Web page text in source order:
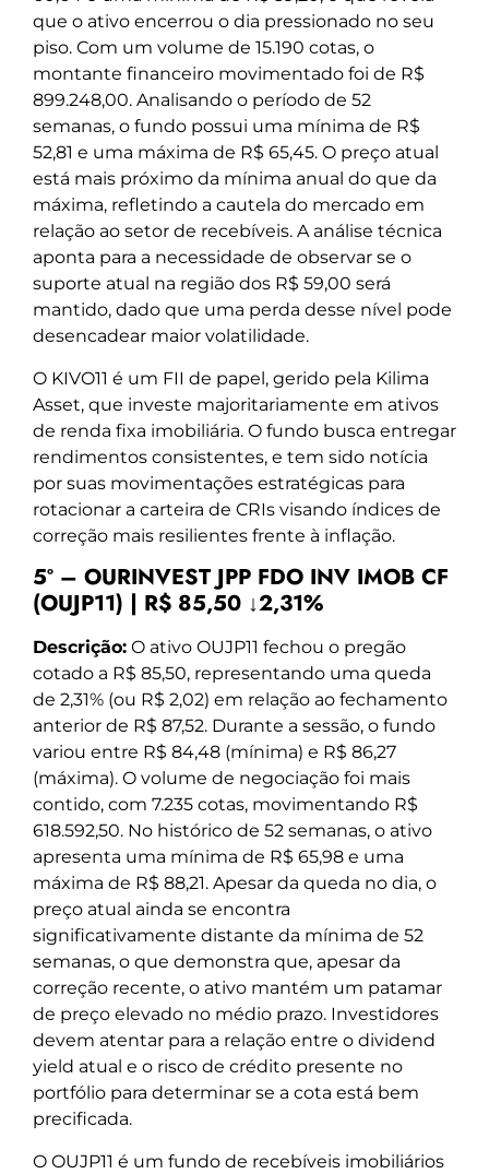
que o ativo encerrou o dia pressionado no seu
piso. Com um volume de 15.190 cotas, o
montante financeiro movimentado foi de R$
899.248,00. Analisando o período de 52
semanas, o fundo possui uma mínima de R$
52,81 e uma máxima de R$ 65,45. O preço atual
está mais próximo da mínima anual do que da
máxima, refletindo a cautela do mercado em
relação ao setor de recebíveis. A análise técnica
aponta para a necessidade de observar se o
suporte atual na região dos R$ 59,00 será
mantido, dado que uma perda desse nível pode
desencadear maior volatilidade.
O KIVO11 é um FII de papel, gerido pela Kilima
Asset, que investe majoritariamente em ativos
de renda fixa imobiliária. O fundo busca entregar
rendimentos consistentes, e tem sido notícia
por suas movimentações estratégicas para
rotacionar a carteira de CRIs visando índices de
correção mais resilientes frente à inflação.
5º – OURINVEST JPP FDO INV IMOB CF
(OUJP11) | R$ 85,50 ↓2,31%
Descrição: O ativo OUJP11 fechou o pregão
cotado a R$ 85,50, representando uma queda
de 2,31% (ou R$ 2,02) em relação ao fechamento
anterior de R$ 87,52. Durante a sessão, o fundo
variou entre R$ 84,48 (mínima) e R$ 86,27
(máxima). O volume de negociação foi mais
contido, com 7.235 cotas, movimentando R$
618.592,50. No histórico de 52 semanas, o ativo
apresenta uma mínima de R$ 65,98 e uma
máxima de R$ 88,21. Apesar da queda no dia, o
preço atual ainda se encontra
significativamente distante da mínima de 52
semanas, o que demonstra que, apesar da
correção recente, o ativo mantém um patamar
de preço elevado no médio prazo. Investidores
devem atentar para a relação entre o dividend
yield atual e o risco de crédito presente no
portfólio para determinar se a cota está bem
precificada.
O OUJP11 é um fundo de recebíveis imobiliários